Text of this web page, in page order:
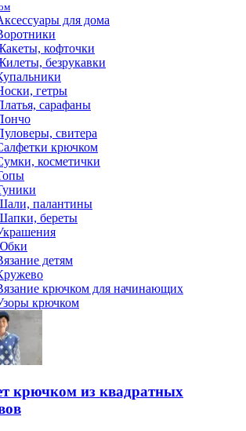
для дома
кофточки
безрукавки
гетры
сарафаны
свитера
крючком
косметички
палантины
береты
детям
крючком для начинающих
крючком
крючком из квадратных